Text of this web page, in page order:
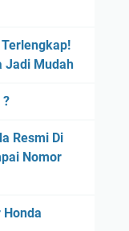
Jadi Mudah
Resmi Di
Nomor
Honda